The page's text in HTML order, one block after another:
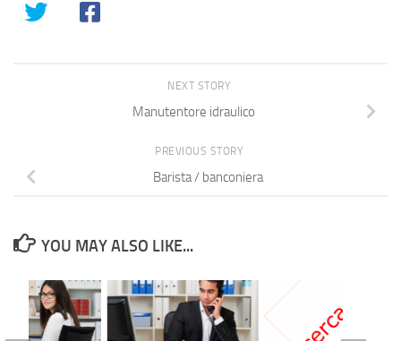
NEXT STORY
Manutentore idraulico
PREVIOUS STORY
Barista / banconiera
YOU MAY ALSO LIKE...